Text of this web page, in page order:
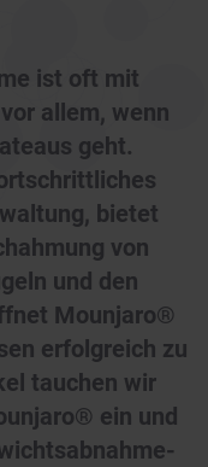
ist oft mit
allem, wenn
geht.
bietet
von
und den
Mounjaro®
erfolgreich zu
tauchen wir
ein und